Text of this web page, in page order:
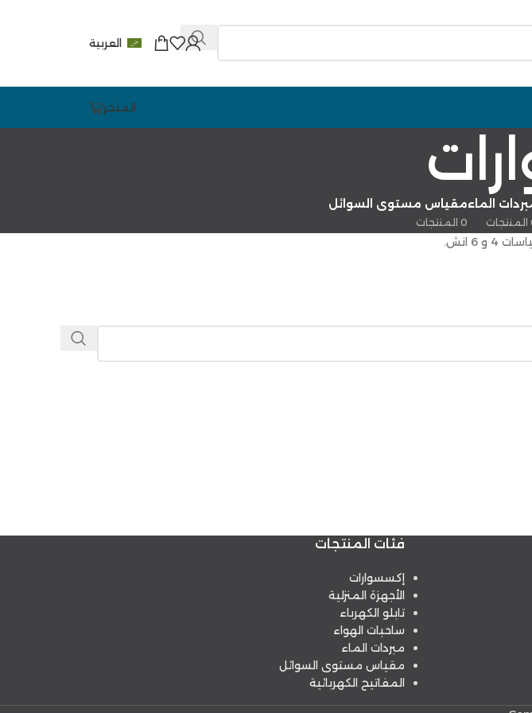
العربية
المتجر
الماءمقياس مستوى السوائل
0 المنتجات
6 انش.
فئات المنتجات
إكسسوارات
الأجهزة المنزلية
تابلو الكهرباء
ساحبات الهواء
مبردات الماء
مقياس مستوى السوائل
المفاتيح الكهربائية